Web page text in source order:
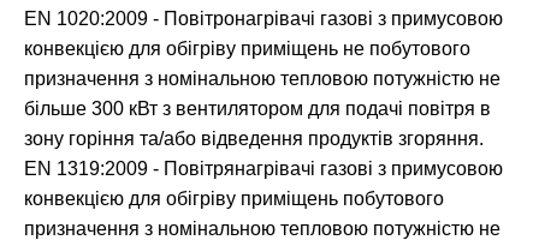
EN 1020:2009 - Повітронагрівачі газові з примусовою
конвекцією для обігріву приміщень не побутового
призначення з номінальною тепловою потужністю не
більше 300 кВт з вентилятором для подачі повітря в
зону горіння та/або відведення продуктів згоряння.
EN 1319:2009 - Повітрянагрівачі газові з примусовою
конвекцією для обігріву приміщень побутового
призначення з номінальною тепловою потужністю не